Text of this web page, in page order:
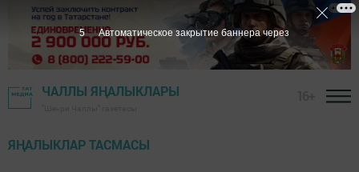
ЧАЛЛЫ ЯҢАЛЫКЛАРЫ
ЯҢАЛЫКЛАР ТАСМАСЫ
3 Автоматическое закрытие баннера через